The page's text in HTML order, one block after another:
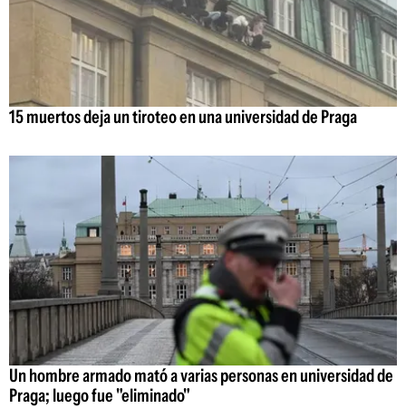
15 muertos deja un tiroteo en una universidad de Praga
Un hombre armado mató a varias personas en universidad de
Praga; luego fue "eliminado"